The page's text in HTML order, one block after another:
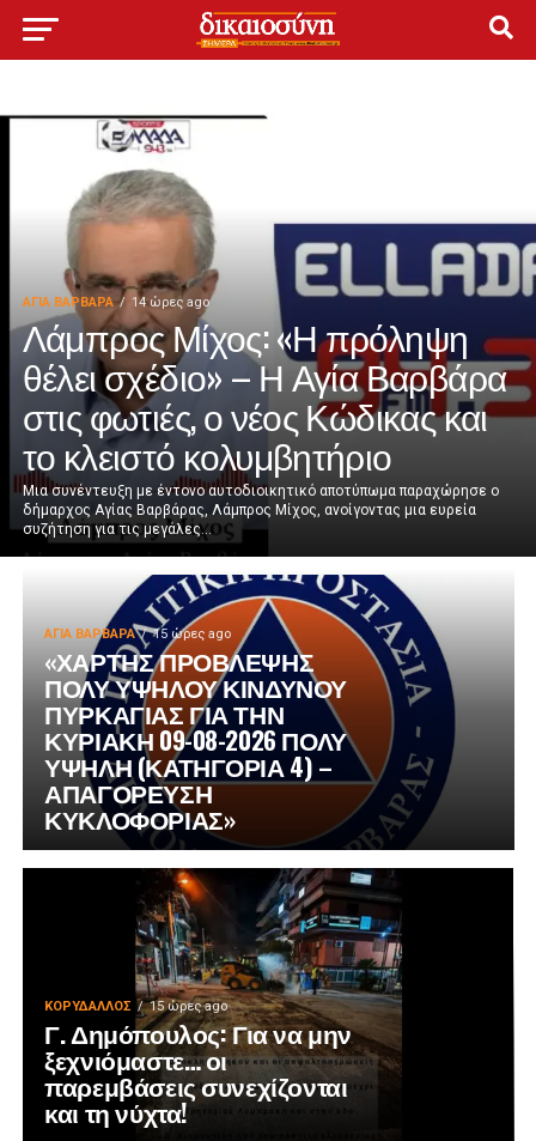
ΑΓΙΑ ΒΑΡΒΑΡΑ 14 ώρες ago
Λάμπρος Μίχος: «Η πρόληψη
θέλει σχέδιο» – Η Αγία Βαρβάρα
στις φωτιές, ο νέος Κώδικας και
το κλειστό κολυμβητήριο
Μια συνέντευξη με έντονο αυτοδιοικητικό αποτύπωμα παραχώρησε ο
δήμαρχος Αγίας Βαρβάρας, Λάμπρος Μίχος, ανοίγοντας μια ευρεία
συζήτηση για τις μεγάλες...
ΑΓΙΑ ΒΑΡΒΑΡΑ 15 ώρες ago
«ΧΑΡΤΗΣ ΠΡΟΒΛΕΨΗΣ
ΠΟΛΥ ΥΨΗΛΟΥ ΚΙΝΔΥΝΟΥ
ΠΥΡΚΑΓΙΑΣ ΓΙΑ ΤΗΝ
ΚΥΡΙΑΚΗ 09-08-2026 ΠΟΛΥ
ΥΨΗΛΗ (ΚΑΤΗΓΟΡΙΑ 4) –
ΑΠΑΓΟΡΕΥΣΗ
ΚΥΚΛΟΦΟΡΙΑΣ»
ΚΟΡΥΔΑΛΛΟΣ 15 ώρες ago
Γ. Δημόπουλος: Για να μην
ξεχνιόμαστε… οι
παρεμβάσεις συνεχίζονται
και τη νύχτα!